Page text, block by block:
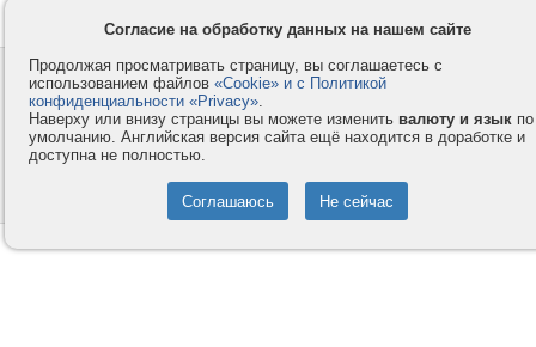
Контакты
Компания
Privacy и Cookie
Услуги
Как оплатить
Помощь
© 2008-2026
- Все права защищены.
Согласие на обработку данных на нашем сайте
Продолжая просматривать страницу, вы соглашаетесь с
использованием файлов «Cookie» и с Политикой
конфиденциальности «Privacy».
Наверху или внизу страницы вы можете изменить валюту и язык по
умолчанию. Английская версия сайта ещё находится в доработке и
доступна не полностью.